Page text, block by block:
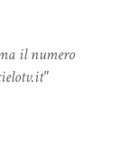
il numero